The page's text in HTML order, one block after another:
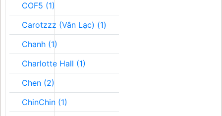
COF5 (1)
Carotzzz (Vân Lạc) (1)
Chanh (1)
Charlotte Hall (1)
Chen (2)
ChinChin (1)